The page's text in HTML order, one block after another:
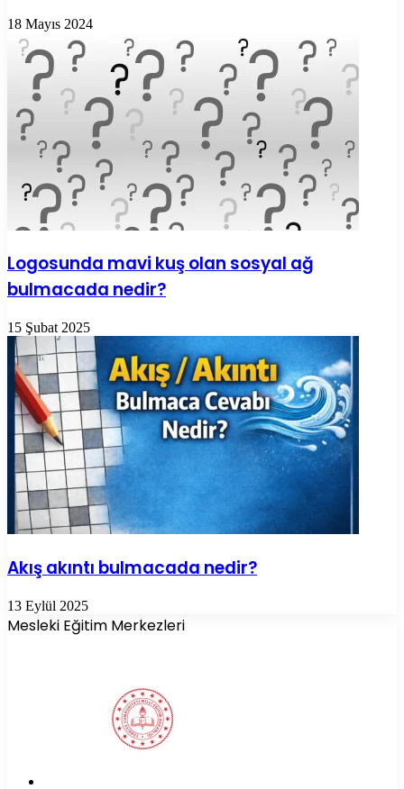
18 Mayıs 2024
Logosunda mavi kuş olan sosyal ağ
bulmacada nedir?
15 Şubat 2025
Akış akıntı bulmacada nedir?
13 Eylül 2025
Mesleki Eğitim Merkezleri